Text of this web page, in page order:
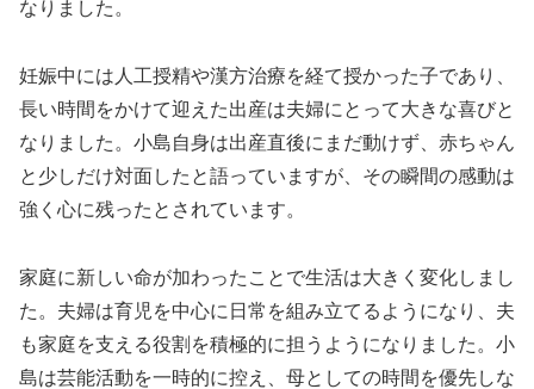
なりました。
妊娠中には人工授精や漢方治療を経て授かった子であり、
長い時間をかけて迎えた出産は夫婦にとって大きな喜びと
なりました。小島自身は出産直後にまだ動けず、赤ちゃん
と少しだけ対面したと語っていますが、その瞬間の感動は
強く心に残ったとされています。
家庭に新しい命が加わったことで生活は大きく変化しまし
た。夫婦は育児を中心に日常を組み立てるようになり、夫
も家庭を支える役割を積極的に担うようになりました。小
島は芸能活動を一時的に控え、母としての時間を優先しな